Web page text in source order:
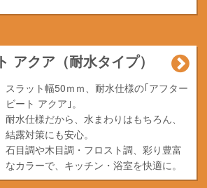
アクア（耐水タイプ）
スラット幅50ｍｍ、耐水仕様の｢アフター
ビート アクア｣。
耐水仕様だから、水まわりはもちろん、
結露対策にも安心。
石目調や木目調・フロスト調、彩り豊富
なカラーで、キッチン・浴室を快適に。